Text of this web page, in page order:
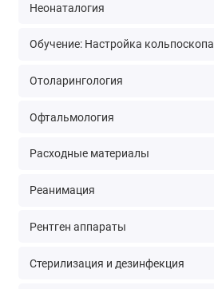
Неонаталогия
Обучение: Настройка кольпоскопа
Отоларингология
Офтальмология
Расходные материалы
Реанимация
Рентген аппараты
Стерилизация и дезинфекция